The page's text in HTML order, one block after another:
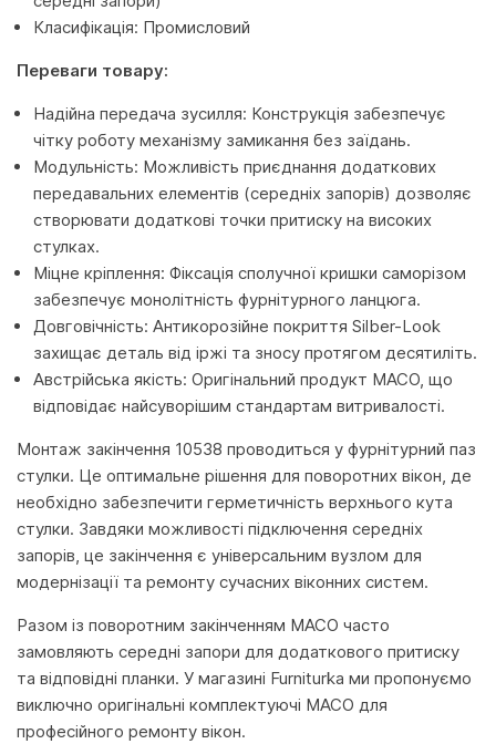
Класифікація: Промисловий
Переваги товару:
Надійна передача зусилля: Конструкція забезпечує
чітку роботу механізму замикання без заїдань.
Модульність: Можливість приєднання додаткових
передавальних елементів (середніх запорів) дозволяє
створювати додаткові точки притиску на високих
стулках.
Міцне кріплення: Фіксація сполучної кришки саморізом
забезпечує монолітність фурнітурного ланцюга.
Довговічність: Антикорозійне покриття Silber-Look
захищає деталь від іржі та зносу протягом десятиліть.
Австрійська якість: Оригінальний продукт MACO, що
відповідає найсуворішим стандартам витривалості.
Монтаж закінчення 10538 проводиться у фурнітурний паз
стулки. Це оптимальне рішення для поворотних вікон, де
необхідно забезпечити герметичність верхнього кута
стулки. Завдяки можливості підключення середніх
запорів, це закінчення є універсальним вузлом для
модернізації та ремонту сучасних віконних систем.
Разом із поворотним закінченням MACO часто
замовляють середні запори для додаткового притиску
та відповідні планки. У магазині Furniturka ми пропонуємо
виключно оригінальні комплектуючі MACO для
професійного ремонту вікон.